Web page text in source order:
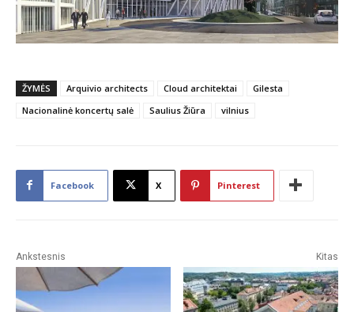
ŽYMĖS Arquivio architects Cloud architektai
Gilesta
Nacionalinė koncertų salė
Saulius Žiūra vilnius
Facebook X Pinterest
Ankstesnis Kitas